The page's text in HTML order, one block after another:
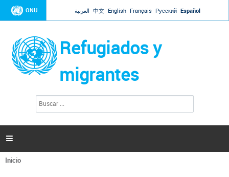
Jump to navigation
ONU العربية 中文 English Français Русский Español
Refugiados y
migrantes
l
s

Se
Inicio